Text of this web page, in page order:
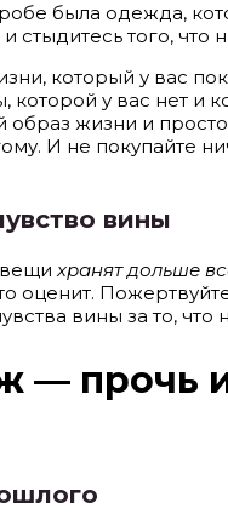
была одежда,
стыдитесь того,
который у вас
у вас нет и
образ жизни и
И не покупайте
вины
вещихранят дольше
оценит.
вины за то,
— прочь